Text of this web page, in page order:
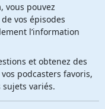
vous pouvez
vos épisodes
l’information
et obtenez des
podcasters favoris,
variés.